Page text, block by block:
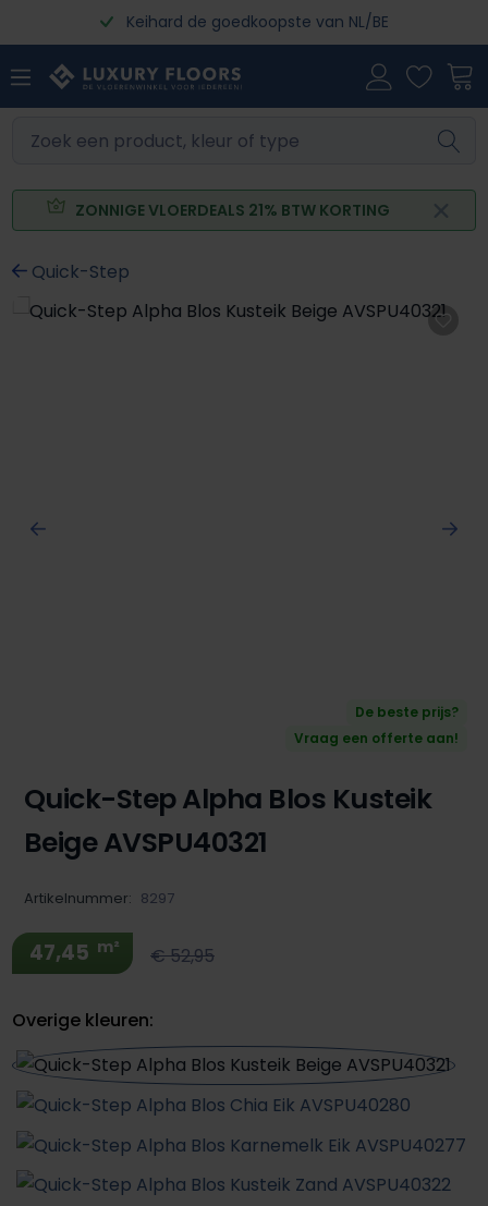
Ga naar de hoofdinhoudKeihard de goedkoopste van NL/BE
ZONNIGE VLOERDEALS 21% BTW KORTING
Quick-Step
Afbeeldingengalerij overslaan
De beste prijs?
Vraag een offerte aan!
Quick-Step Alpha Blos Kusteik
Beige AVSPU40321
Artikelnummer: 8297
47,45 m² € 52,95
Overige kleuren: